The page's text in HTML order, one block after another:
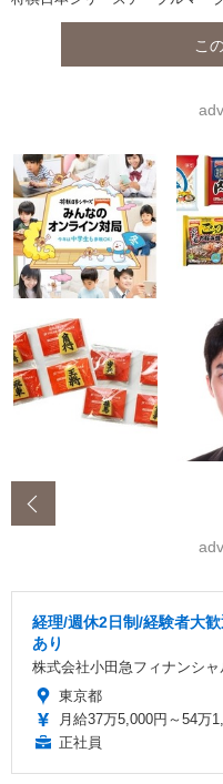
こ
経理/週休2日制/経験者大
あり
株式会社小田急フィナンシャ
東京都
月給37万5,000円～54万
正社員